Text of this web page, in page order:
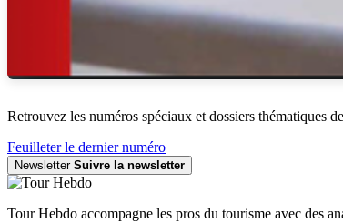
Retrouvez les numéros spéciaux et dossiers thématiques
Feuilleter le dernier numéro
Newsletter Suivre la newsletter
Tour Hebdo accompagne les pros du tourisme avec des